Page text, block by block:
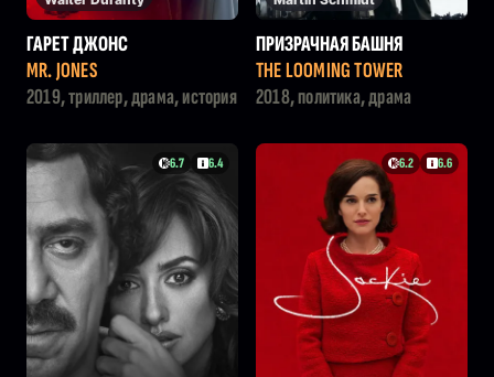
ГАРЕТ ДЖОНС
MR. JONES
2019, триллер, драма, история
ПРИЗРАЧНАЯ БАШНЯ
THE LOOMING TOWER
2018, политика, драма
6.7 6.4 6.2 6.6